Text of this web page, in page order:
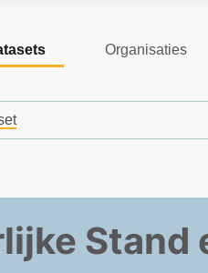
Organisaties
Stand